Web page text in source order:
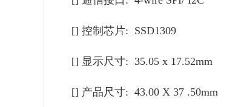
[] 控制芯片: SSD1309
[] 显示尺寸: 35.05 x 17.52mm
[] 产品尺寸: 43.00 X 37 .50mm